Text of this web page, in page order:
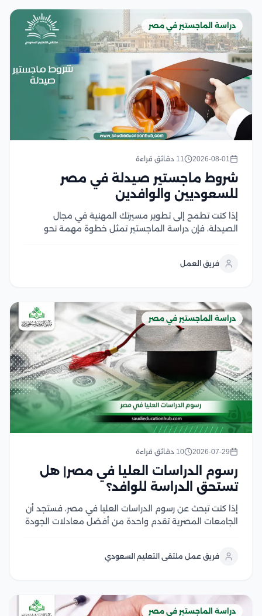
دراسة الماجستير في مصر
2026-08-01 11 دقائق قراءة
شروط ماجستير صيدلة في مصر
للسعوديين والوافدين
إذا كنت تطمح إلى تطوير مسيرتك المهنية في مجال
الصيدلة، فإن دراسة الماجستير تمثل خطوة مهمة نحو
القبول، والوثائق المطلوبة، وآلية التسجيل في الجامعات...
فريق العمل
دراسة الماجستير في مصر
2026-07-29 10 دقائق قراءة
رسوم الدراسات العليا في مصر| هل
تستحق الدراسة للوافد؟
إذا كنت تبحث عن رسوم الدراسات العليا في مصر، فستجد أن
الجامعات المصرية تقدم واحدة من أفضل معادلات الجودة
والتخصص، والدرجة العلمية، مع وجود...
فريق عمل ملتقى التعليم السعودي
دراسة الماجستير في مصر